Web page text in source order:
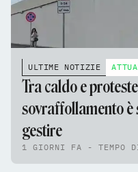
ULTIME NOTIZIE
Tra caldo e
sovraffollamento
gestire
1 GIORNI FA - TEMPO